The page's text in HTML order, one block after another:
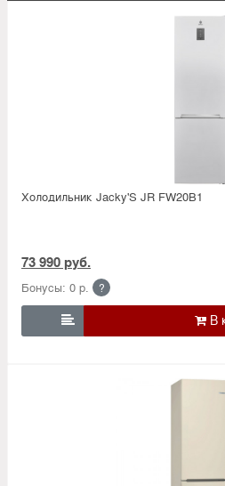
Холодильник Jacky'S JR FW20B1
73 990 руб.
Бонусы: 0 р. ?
